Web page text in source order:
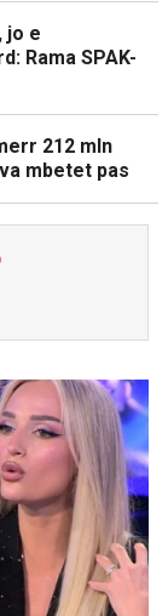
jo e
Rama SPAK-
212 mln
mbetet pas